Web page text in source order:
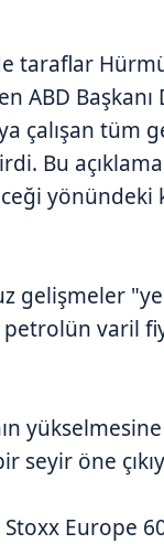
taraflar
ABD Başkanı
çalışan tüm
Bu
yönündeki
gelişmeler
petrolün varil
seyir öne
Europe